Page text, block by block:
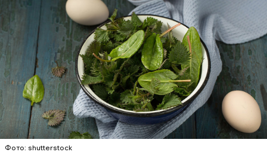
Фото: shutterstock
Опасность же щавеля состоит в том, что он
содержит большое количество щавелевой кислоты,
которая может способствовать образованию